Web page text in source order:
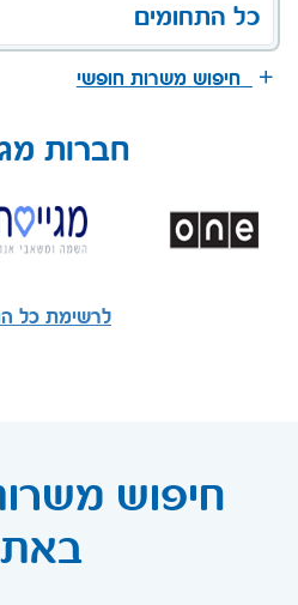
כל התחומים
חיפוש משרות חופשי
חברות
לרשימת כל
חיפוש